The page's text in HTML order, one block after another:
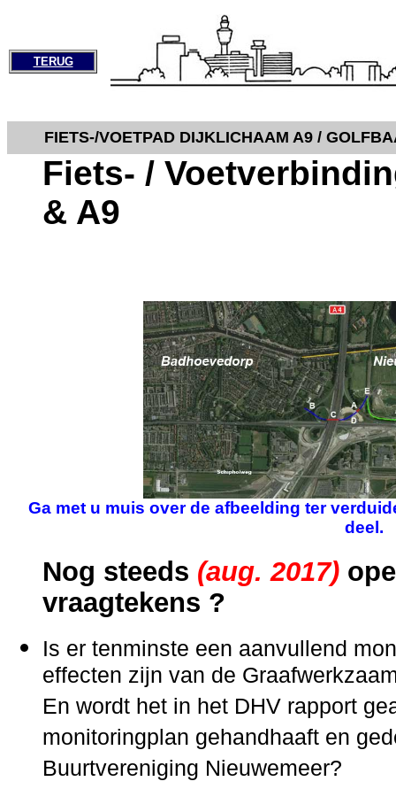
TERUG
FIETS-/VOETPAD DIJKLICHAAM A9 /
Fiets- /
& A9
Ga met u muis over de afbeelding ter
deel.
Nog steeds (aug. 2017)
vraagtekens ?
Is er tenminste een aanvullend
effecten zijn van de
En wordt het in het DHV rapport
monitoringplan gehandhaaft en
Buurtvereniging Nieuwemeer?